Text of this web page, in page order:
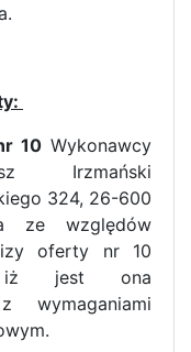
10Wykonawcy
Irzmański
26-600
ze względów
oferty nr 10
iż jest ona
wymaganiami